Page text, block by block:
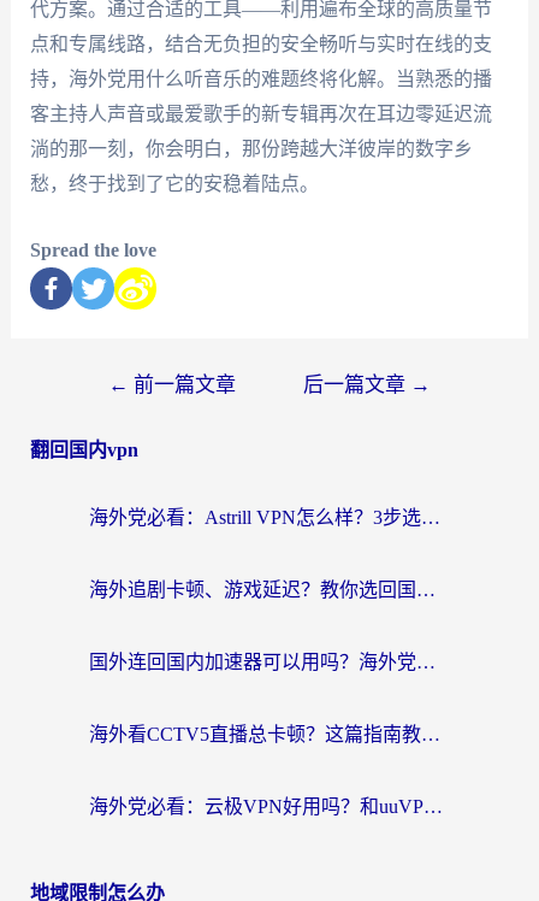
代方案。通过合适的工具——利用遍布全球的高质量节
点和专属线路，结合无负担的安全畅听与实时在线的支
持，海外党用什么听音乐的难题终将化解。当熟悉的播
客主持人声音或最爱歌手的新专辑再次在耳边零延迟流
淌的那一刻，你会明白，那份跨越大洋彼岸的数字乡
愁，终于找到了它的安稳着陆点。
Spread the love
← 前一篇文章 后一篇文章 →
翻回国内vpn
海外党必看：Astrill VPN怎么样？3步选对回国加速器实现无缝刷剧玩游戏
海外追剧卡顿、游戏延迟？教你选回国加速器，附免费加速器试用一小时福利
国外连回国内加速器可以用吗？海外党亲测实用指南，解决追剧游戏卡顿难题
海外看CCTV5直播总卡顿？这篇指南教你选对回国加速器，无缝刷国内资源
海外党必看：云极VPN好用吗？和uuVPN对比哪个回国效果更好？附真实体验+避坑指南
地域限制怎么办